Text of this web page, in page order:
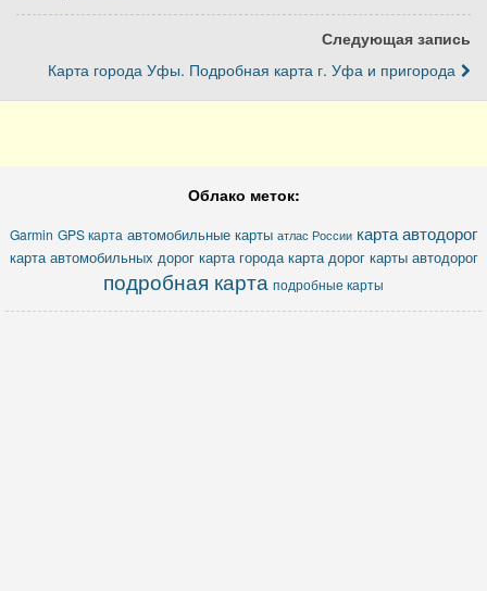
Следующая запись
Карта города Уфы. Подробная карта г. Уфа и пригорода
Облако меток:
Garmin GPS карта автомобильные карты атлас России карта автодорог
карта автомобильных дорог карта города карта дорог карты автодорог
подробная карта подробные карты